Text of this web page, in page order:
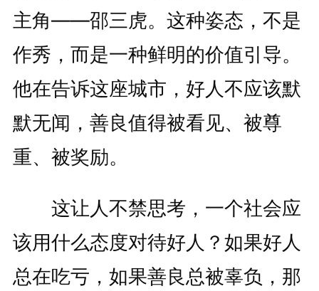
主角——邵三虎。这种姿态，不是
作秀，而是一种鲜明的价值引导。
他在告诉这座城市，好人不应该默
默无闻，善良值得被看见、被尊
重、被奖励。
这让人不禁思考，一个社会应
该用什么态度对待好人？如果好人
总在吃亏，如果善良总被辜负，那